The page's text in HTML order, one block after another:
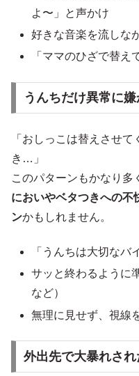
よ〜」と声かけ
好きな音楽を流しな
「ママのひざで替え
うんちだけ異常に嫌
「おしっこは替えさせ
き…」
このパターンもかなり多
においやベタつきへの不
ンかもしれません。
「うんちは大切なバ
サッと終わるように
など）
無理に見せず、視線
外出先で大暴れさ